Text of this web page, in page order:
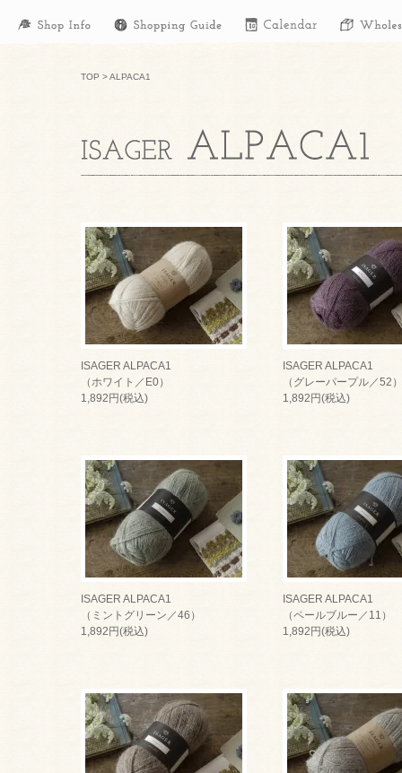
TOP >ALPACA1
ISAGER ALPACA1
（ホワイト／E0）
1,892円(税込)
ISAGER ALPACA1
（グレーパープル／52）
1,892円(税込)
ISAGER ALPACA1
（ミントグリーン／46）
1,892円(税込)
ISAGER ALPACA1
（ペールブルー／11）
1,892円(税込)